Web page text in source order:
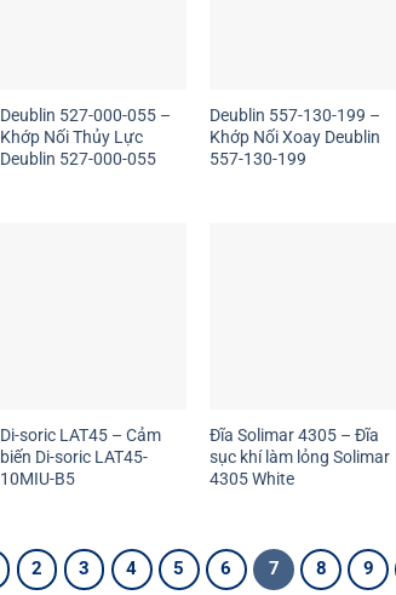
Deublin 527-000-055 –
Khớp Nối Thủy Lực
Deublin 527-000-055
Deublin 557-130-199 –
Khớp Nối Xoay Deublin
557-130-199
Di-soric LAT45 – Cảm
biến Di-soric LAT45-
10MIU-B5
Đĩa Solimar 4305 – Đĩa
sục khí làm lỏng Solimar
4305 White
2 3 4 5 6 7 8 9